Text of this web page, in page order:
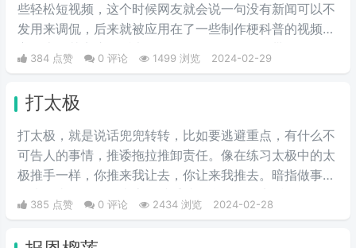
些轻松短视频，这个时候网友就会说一句没有新闻可以不
发用来调侃，后来就被应用在了一些制作梗科普的视频博
意味。“解梗博主”的嘲讽发言，指各类梗科普相关的作者
破梗、旧梗来敷衍了事，不被认可时，网友们就会评论一
句“没梗可以不发”。
384 点赞 0 评论 1499 浏览 2024-02-29
打太极
打太极，就是说话兜兜转转，比如要逃避重点，有什么不
可告人的事情，推诿拖拉推卸责任。像在练习太极中的太
极推手一样，你推来我让去，你让来我推去。暗指做事情
385 点赞 0 评论 2434 浏览 2024-02-28